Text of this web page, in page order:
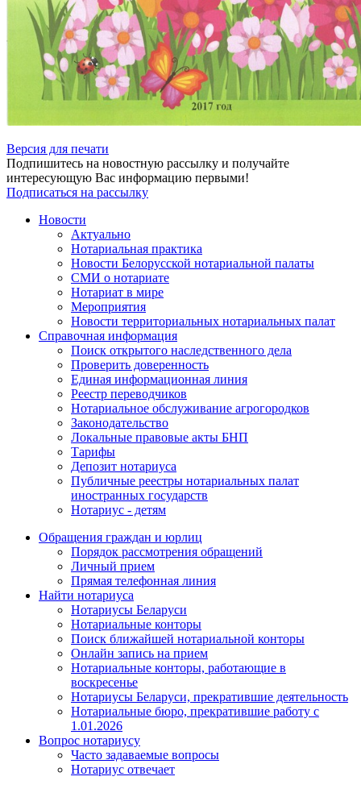
Версия для печати
Подпишитесь на новостную рассылку и получайте
интересующую Вас информацию первыми!
Подписаться на рассылку
Новости
Актуально
Нотариальная практика
Новости Белорусской нотариальной палаты
СМИ о нотариате
Нотариат в мире
Мероприятия
Новости территориальных нотариальных палат
Справочная информация
Поиск открытого наследственного дела
Проверить доверенность
Единая информационная линия
Реестр переводчиков
Нотариальное обслуживание агрогородков
Законодательство
Локальные правовые акты БНП
Тарифы
Депозит нотариуса
Публичные реестры нотариальных палат
иностранных государств
Нотариус - детям
Обращения граждан и юрлиц
Порядок рассмотрения обращений
Личный прием
Прямая телефонная линия
Найти нотариуса
Нотариусы Беларуси
Нотариальные конторы
Поиск ближайшей нотариальной конторы
Онлайн запись на прием
Нотариальные конторы, работающие в
воскресенье
Нотариусы Беларуси, прекратившие деятельность
Нотариальные бюро, прекратившие работу с
1.01.2026
Вопрос нотариусу
Часто задаваемые вопросы
Нотариус отвечает